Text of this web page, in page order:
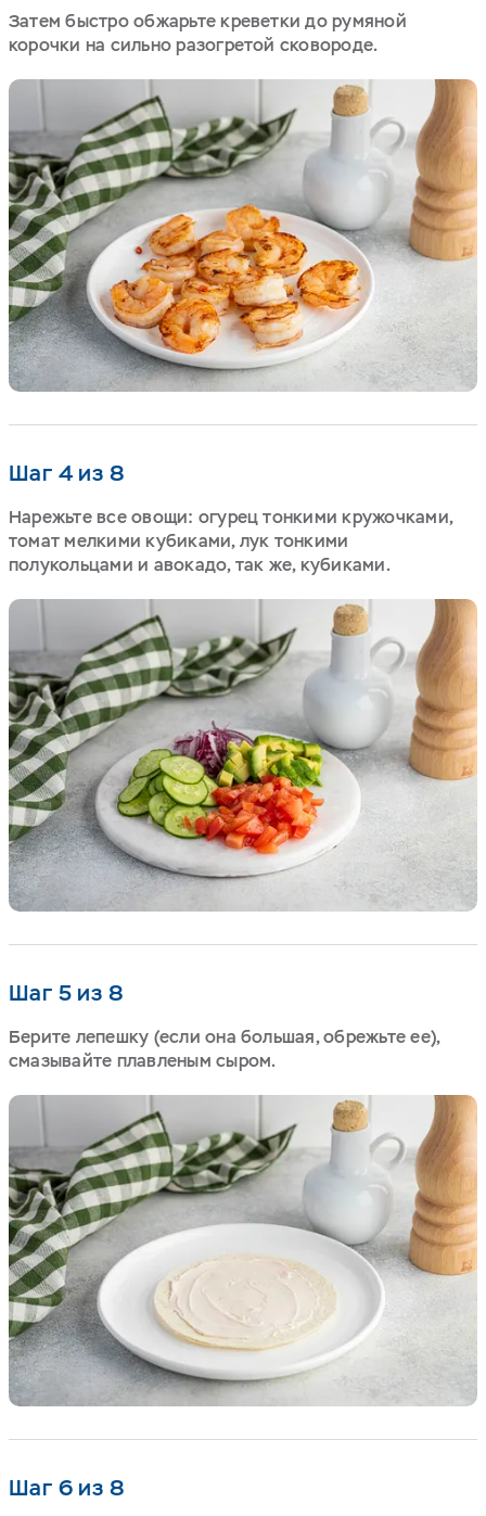
Затем быстро обжарьте креветки до румяной
корочки на сильно разогретой сковороде.
Шаг 4 из 8
Нарежьте все овощи: огурец тонкими кружочками,
томат мелкими кубиками, лук тонкими
полукольцами и авокадо, так же, кубиками.
Шаг 5 из 8
Берите лепешку (если она большая, обрежьте ее),
смазывайте плавленым сыром.
Шаг 6 из 8